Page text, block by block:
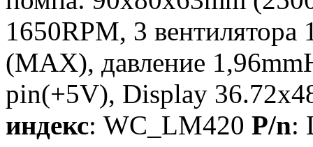
1650RPM, 3
(MAX), давление
pin(+5V), Display
индекс: WC_LM420 P/n: